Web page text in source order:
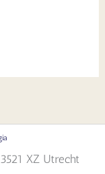
XZ Utrecht